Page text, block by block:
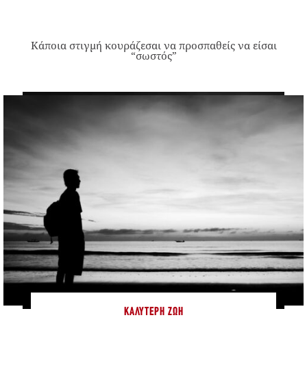
Κάποια στιγμή κουράζεσαι να προσπαθείς να είσαι
“σωστός”
ΚΑΛΎΤΕΡΗ ΖΩΉ